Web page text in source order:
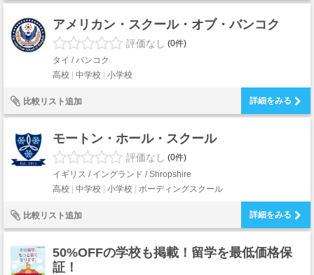
アメリカン・スクール・オブ・バンコク
評価なし (0件)
タイ / バンコク
高校
中学校 小学校
比較リスト追加 詳細をみる
モートン・ホール・スクール
評価なし (0件)
イギリス / イングランド / Shropshire
高校
中学校 小学校 ボーディングスクール
比較リスト追加 詳細をみる
50%OFFの学校も掲載！留学を最低価格保
証！